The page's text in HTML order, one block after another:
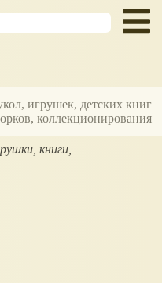
игрушек, детских книг
коллекционирования
книги,